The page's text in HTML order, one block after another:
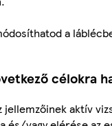
a
célokra
jellemzőinek aktív